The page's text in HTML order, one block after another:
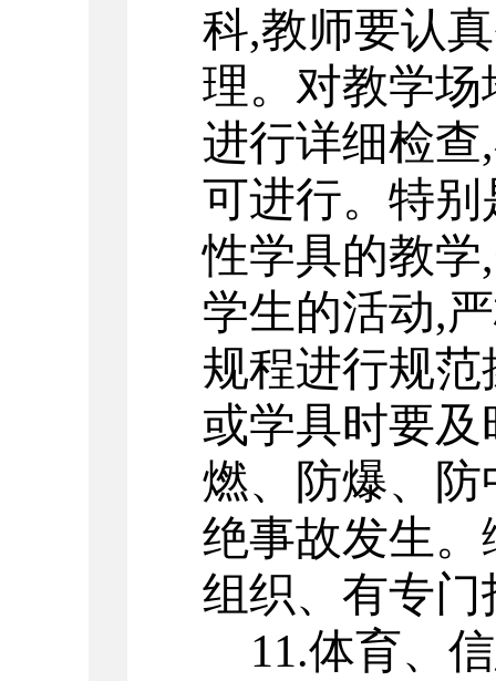
科,教师要认
理。对教学
进行详细检查,
可进行。特
性学具的教学,
学生的活动,
规程进行规范
或学具时要
燃、防爆、
绝事故发生
组织、有专门
11.体育、